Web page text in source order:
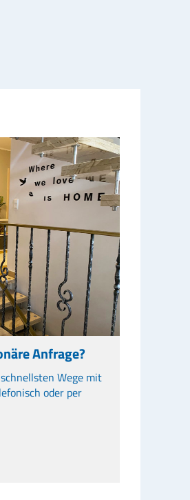
Anfrage?
Wege mit
oder per